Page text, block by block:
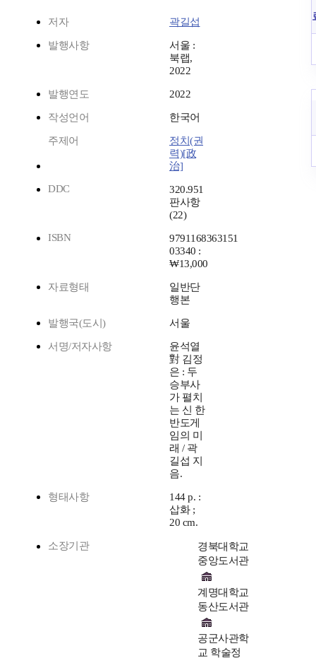
저자 곽길섭
발행사항
서울 :
북랩,
2022
발행연도 2022
작성언어 한국어
주제어
정치(권
력)[政
治]
DDC
320.951
판사항
(22)
ISBN
9791168363151
03340 :
₩13,000
자료형태
일반단
행본
발행국(도시) 서울
서명/저자사항
윤석열
對 김정
은 : 두
승부사
가 펼치
는 신 한
반도게
임의 미
래 / 곽
길섭 지
음.
형태사항
144 p. :
삽화 ;
20 cm.
소장기관
경북대학교
중앙도서관
계명대학교
동산도서관
공군사관학
교 학술정